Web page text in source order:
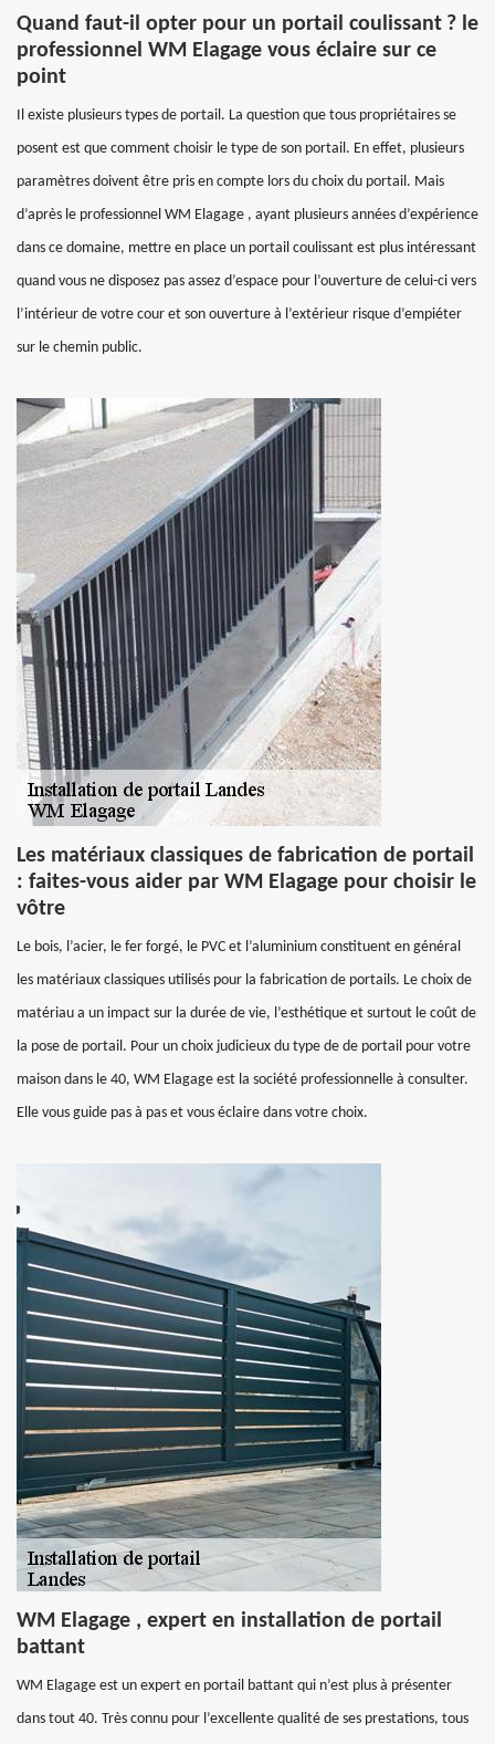
Quand faut-il opter pour un portail coulissant ? le
professionnel WM Elagage vous éclaire sur ce
point
Il existe plusieurs types de portail. La question que tous propriétaires se
posent est que comment choisir le type de son portail. En effet, plusieurs
paramètres doivent être pris en compte lors du choix du portail. Mais
d’après le professionnel WM Elagage , ayant plusieurs années d’expérience
dans ce domaine, mettre en place un portail coulissant est plus intéressant
quand vous ne disposez pas assez d’espace pour l’ouverture de celui-ci vers
l’intérieur de votre cour et son ouverture à l’extérieur risque d’empiéter
sur le chemin public.
Les matériaux classiques de fabrication de portail
: faites-vous aider par WM Elagage pour choisir le
vôtre
Le bois, l’acier, le fer forgé, le PVC et l’aluminium constituent en général
les matériaux classiques utilisés pour la fabrication de portails. Le choix de
matériau a un impact sur la durée de vie, l’esthétique et surtout le coût de
la pose de portail. Pour un choix judicieux du type de de portail pour votre
maison dans le 40, WM Elagage est la société professionnelle à consulter.
Elle vous guide pas à pas et vous éclaire dans votre choix.
WM Elagage , expert en installation de portail
battant
WM Elagage est un expert en portail battant qui n’est plus à présenter
dans tout 40. Très connu pour l’excellente qualité de ses prestations, tous